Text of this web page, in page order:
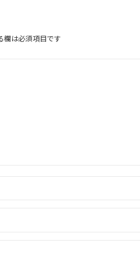
欄は必須項目です